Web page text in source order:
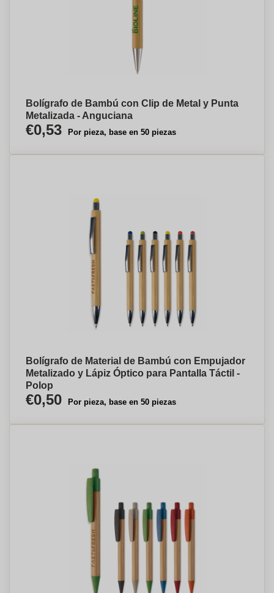
Bolígrafo de Bambú con Clip de Metal y Punta
Metalizada - Anguciana
€0,53 Por pieza, base en 50 piezas
Bolígrafo de Material de Bambú con Empujador
Metalizado y Lápiz Óptico para Pantalla Táctil -
Polop
€0,50 Por pieza, base en 50 piezas